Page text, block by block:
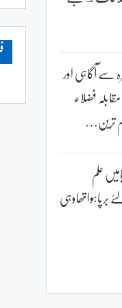
سے آگاہی اور
فضلاء
ترین…
علم